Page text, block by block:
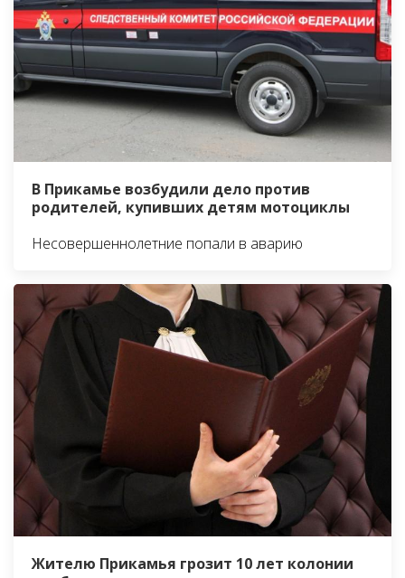
В Прикамье возбудили дело против
родителей, купивших детям мотоциклы
Несовершеннолетние попали в аварию
Жителю Прикамья грозит 10 лет колонии